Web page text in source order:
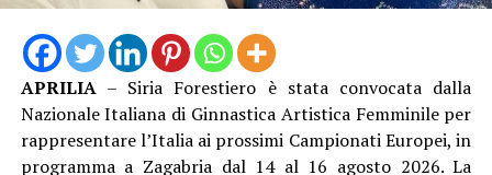
APRILIA– Siria Forestiero è stata convocata dalla
Nazionale Italiana di Ginnastica Artistica Femminile per
rappresentare l’Italia ai prossimi Campionati Europei, in
programma a Zagabria dal 14 al 16 agosto 2026. La